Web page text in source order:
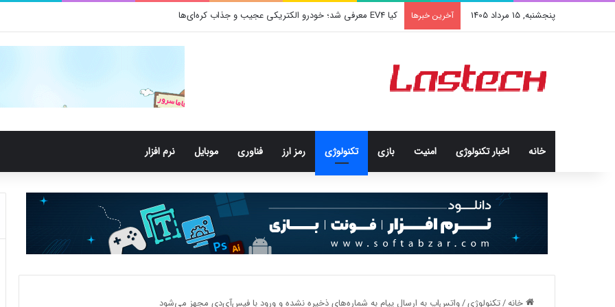
پنجشنبه, 15 مرداد 1405 آخرین خبرها کشف جدید دانشمندان: برخی باکتری‌های دهان می‌توانند خطر ابتلا به آلزایمر را افزایش دهند
خانه اخبار تکنولوژی امنيت بازی تکنولوژی رمز ارز فناوری موبایل نرم افزار
خانه/تکنولوژی/واتس‌اپ به ارسال پیام به شماره‌های ذخیره نشده و ورود با فیس‌آی‌دی مجهز می‌شود